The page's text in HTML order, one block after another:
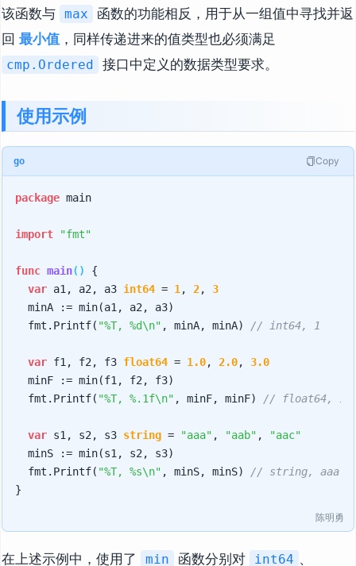
该函数与 max
函数的功能相反，用于从一组值中寻找并返
回 最小值 ，同样传递进来的值类型也必须满足
cmp.Ordered 接口中定义的数据类型要求。
使用示例
go Copy
package main
import "fmt"
func main()
{
var a1, a2, a3 int64 = 1 , 2, 3
	fmt.Printf(
"%T, %d\n" , minA, minA) // int64, 1
var f1, f2, f3 float64 = 1.0, 2.0, 3.0
	fmt.Printf(
"%T, %.1f\n" , minF, minF) // float64,
var s1, s2, s3 string = "aaa" , "aab" ,
"aac"
	fmt.Printf(
"%T, %s\n" , minS, minS)
// string, aaa
陈明勇
在上述示例中，使用了 min 函数分别对 int64 、